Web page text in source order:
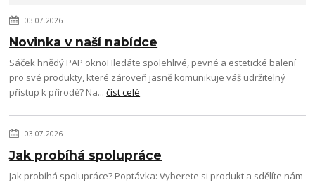
03.07.2026
Novinka v naší nabídce
Sáček hnědý PAP oknoHledáte spolehlivé, pevné a estetické balení
pro své produkty, které zároveň jasně komunikuje váš udržitelný
přístup k přírodě? Na...číst celé
03.07.2026
Jak probíhá spolupráce
Jak probíhá spolupráce? Poptávka: Vyberete si produkt a sdělíte nám